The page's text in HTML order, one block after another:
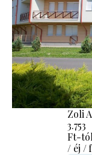
Zoli
3.753
Ft-tól
/ éj /